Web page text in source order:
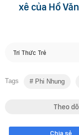
xê của Hồ
Trí Thức Trẻ
Tags Phi Nhung
Theo
Chia sẻ